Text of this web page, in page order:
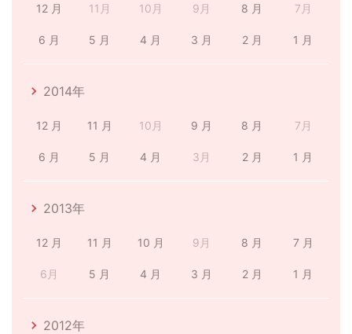
12 月 11月 10月 9月 8 月 7月
6 月 5 月 4 月 3 月 2 月 1 月
2014年
12 月 11 月 10月 9 月 8 月 7月
6 月 5 月 4 月 3月 2 月 1 月
2013年
12 月 11 月 10 月 9月 8 月 7 月
6月 5 月 4 月 3 月 2 月 1 月
2012年